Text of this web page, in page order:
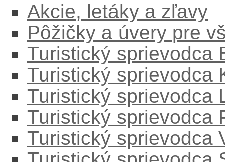
Akcie, letáky a zľavy
Pôžičky a úvery pre
Turistický sprievodca
Turistický sprievodca
Turistický sprievodca
Turistický sprievodca
Turistický sprievodca